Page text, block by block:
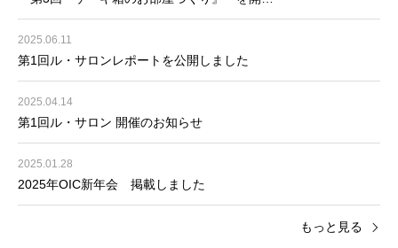
2025.06.11
第1回ル・サロンレポートを公開しました
2025.04.14
第1回ル・サロン 開催のお知らせ
2025.01.28
2025年OIC新年会 掲載しました
もっと見る